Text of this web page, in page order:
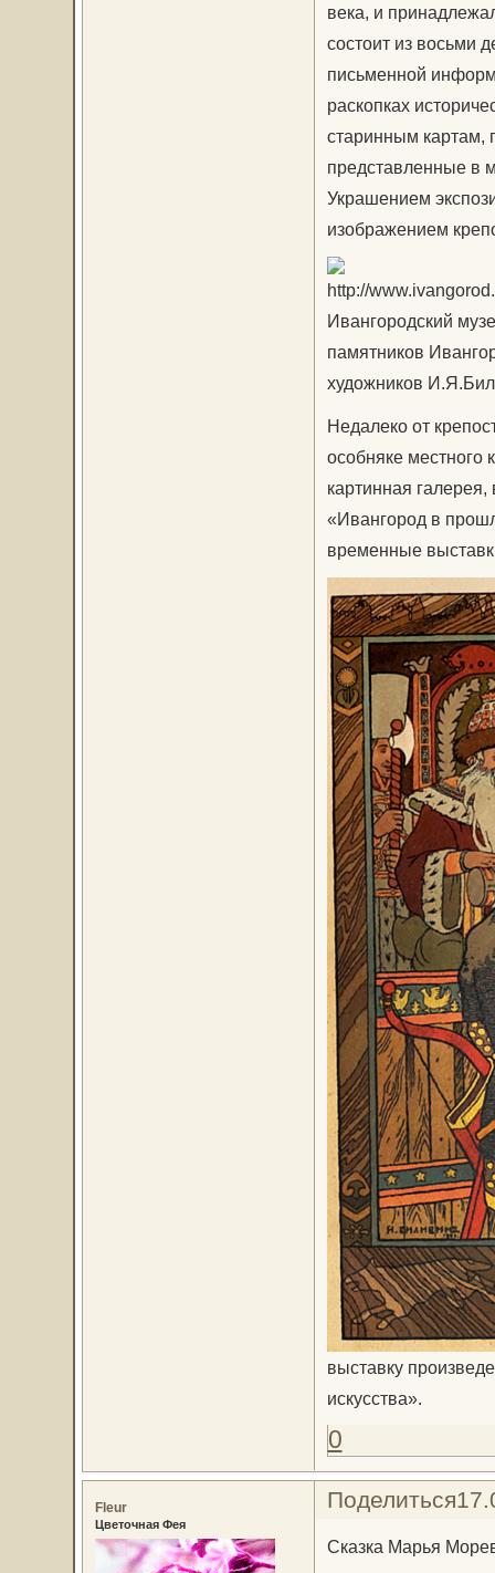
века, и
состоит из восьми
письменной
раскопках
старинным картам,
представленные в
Украшением
изображением
Ивангородский
памятников
художников
Недалеко от
особняке местного
картинная
«Ивангород в
временные
выставку
искусства».
0
Поделиться
Fleur
Цветочная Фея
Сказка Марья